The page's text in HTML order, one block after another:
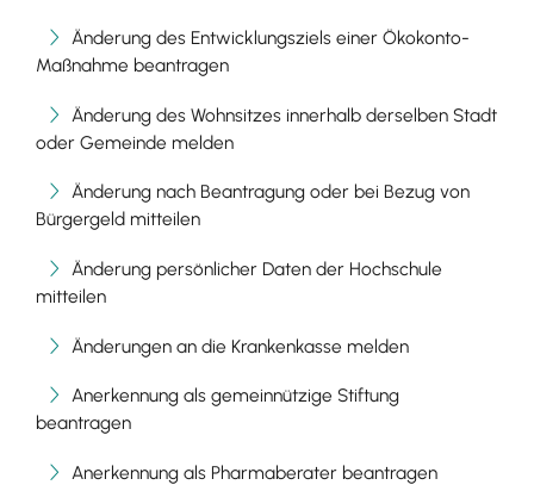
Änderung des Entwicklungsziels einer Ökokonto-
Maßnahme beantragen
Änderung des Wohnsitzes innerhalb derselben Stadt
oder Gemeinde melden
Änderung nach Beantragung oder bei Bezug von
Bürgergeld mitteilen
Änderung persönlicher Daten der Hochschule
mitteilen
Änderungen an die Krankenkasse melden
Anerkennung als gemeinnützige Stiftung
beantragen
Anerkennung als Pharmaberater beantragen